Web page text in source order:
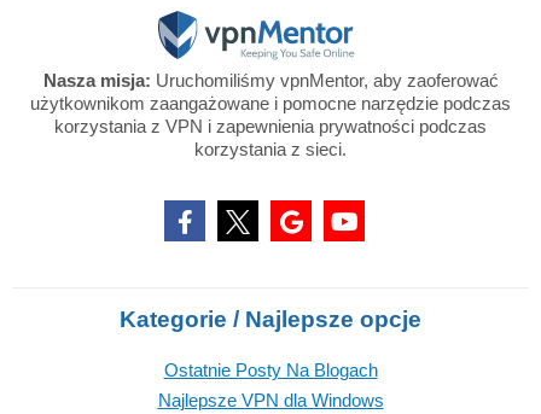
Nasza misja: Uruchomiliśmy vpnMentor, aby zaoferować
użytkownikom zaangażowane i pomocne narzędzie podczas
korzystania z VPN i zapewnienia prywatności podczas
korzystania z sieci.
Kategorie / Najlepsze opcje
Ostatnie Posty Na Blogach
Najlepsze VPN dla Windows